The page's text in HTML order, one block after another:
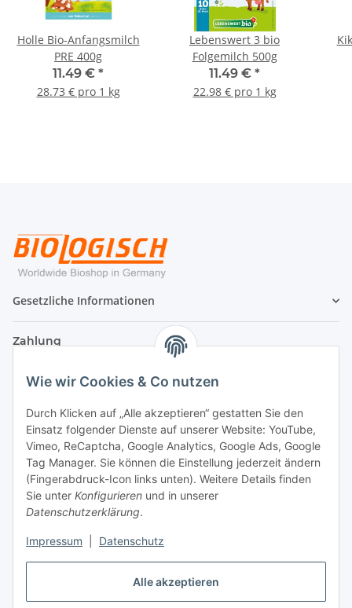
Alle akzeptieren
Wie wir Cookies & Co nutzen
Durch Klicken auf „Alle akzeptieren“ gestatten Sie den
Einsatz folgender Dienste auf unserer Website: YouTube,
Vimeo, ReCaptcha, Google Analytics, Google Ads, Google
Tag Manager. Sie können die Einstellung jederzeit ändern
(Fingerabdruck-Icon links unten). Weitere Details finden
Sie unter Konfigurieren und in unserer
Datenschutzerklärung.
Impressum Datenschutz
Holle Bio-Anfangsmilch
PRE 400g
11.49 € *
28.73 € pro 1 kg
Lebenswert 3 bio
Folgemilch 500g
11.49 € *
22.98 € pro 1 kg
Gesetzliche Informationen
Zahlung
Versand